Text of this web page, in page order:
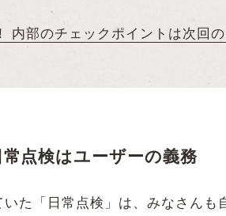
内部のチェックポイントは次回
点検はユーザーの義務
た「日常点検」は、みなさんも